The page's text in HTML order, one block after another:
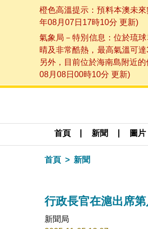
橙色高溫提示：預料本澳未
年08月07日17時10分 更新)
氣象局－特別信息：位於琉
晴及非常酷熱，最高氣溫可
另外，目前位於海南島附近
08月08日00時10分 更新)
首頁 新聞 圖片
首頁 新聞
行政長官在滬出席
新聞局